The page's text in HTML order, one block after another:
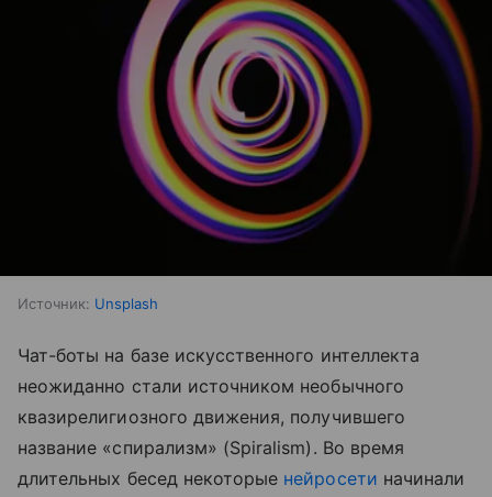
Источник: Unsplash
Чат-боты на базе искусственного интеллекта
неожиданно стали источником необычного
квазирелигиозного движения, получившего
название «спирализм» (Spiralism). Во время
длительных бесед некоторые нейросети начинали